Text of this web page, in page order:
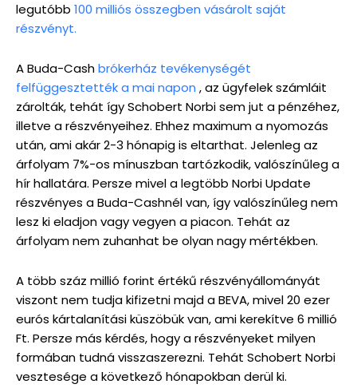
legutóbb 100 milliós összegben vásárolt saját
részvényt.
A Buda-Cashbrókerház tevékenységét
felfüggesztették a mai napon , az ügyfelek számláit
zárolták, tehát így Schobert Norbi sem jut a pénzéhez,
illetve a részvényeihez. Ehhez maximum a nyomozás
után, ami akár 2-3 hónapig is eltarthat. Jelenleg az
árfolyam 7%-os mínuszban tartózkodik, valószínűleg a
hír hallatára. Persze mivel a legtöbb Norbi Update
részvényes a Buda-Cashnél van, így valószínűleg nem
lesz ki eladjon vagy vegyen a piacon. Tehát az
árfolyam nem zuhanhat be olyan nagy mértékben.
A több száz millió forint értékű részvényállományát
viszont nem tudja kifizetni majd a BEVA, mivel 20 ezer
eurós kártalanítási küszöbük van, ami kerekítve 6 millió
Ft. Persze más kérdés, hogy a részvényeket milyen
formában tudná visszaszerezni. Tehát Schobert Norbi
vesztesége a következő hónapokban derül ki.